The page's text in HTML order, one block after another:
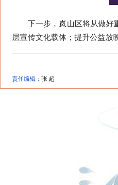
下一步，岚山区将从做好重
层宣传文化载体；提升公益放
责任编辑： 张 超